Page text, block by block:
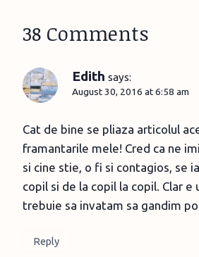
38 Comments
Edith says:
August 30, 2016 at 6:58 am
Cat de bine se pliaza articolul
framantarile mele! Cred ca ne
si cine stie, o fi si contagios, se
copil si de la copil la copil. Clar e
trebuie sa invatam sa gandim
Reply